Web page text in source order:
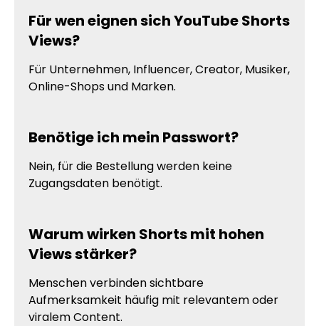
Für wen eignen sich YouTube Shorts
Views?
Für Unternehmen, Influencer, Creator, Musiker,
Online-Shops und Marken.
Benötige ich mein Passwort?
Nein, für die Bestellung werden keine
Zugangsdaten benötigt.
Warum wirken Shorts mit hohen
Views stärker?
Menschen verbinden sichtbare
Aufmerksamkeit häufig mit relevantem oder
viralem Content.